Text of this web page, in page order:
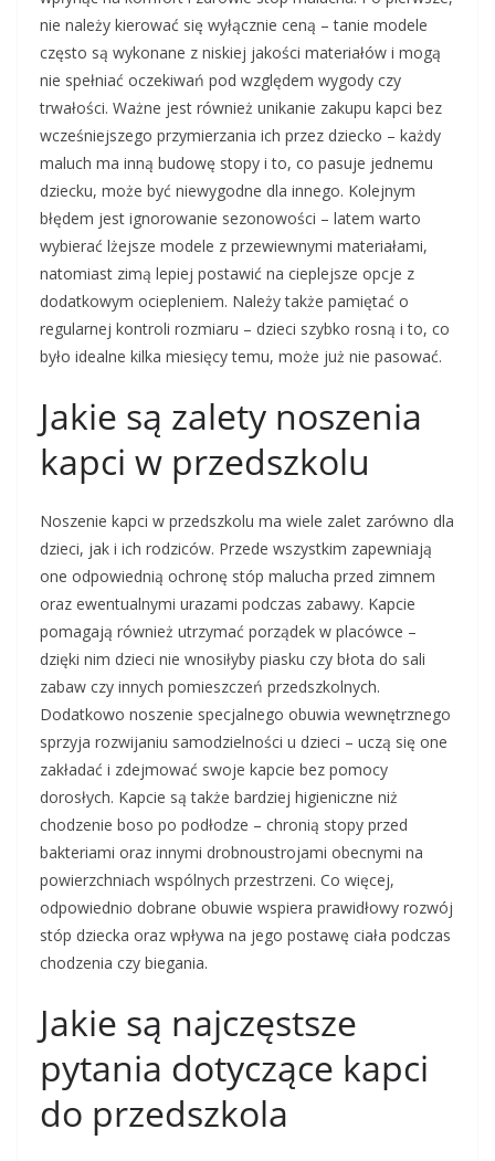
nie należy kierować się wyłącznie ceną – tanie modele
często są wykonane z niskiej jakości materiałów i mogą
nie spełniać oczekiwań pod względem wygody czy
trwałości. Ważne jest również unikanie zakupu kapci bez
wcześniejszego przymierzania ich przez dziecko – każdy
maluch ma inną budowę stopy i to, co pasuje jednemu
dziecku, może być niewygodne dla innego. Kolejnym
błędem jest ignorowanie sezonowości – latem warto
wybierać lżejsze modele z przewiewnymi materiałami,
natomiast zimą lepiej postawić na cieplejsze opcje z
dodatkowym ociepleniem. Należy także pamiętać o
regularnej kontroli rozmiaru – dzieci szybko rosną i to, co
było idealne kilka miesięcy temu, może już nie pasować.
Jakie są zalety noszenia
kapci w przedszkolu
Noszenie kapci w przedszkolu ma wiele zalet zarówno dla
dzieci, jak i ich rodziców. Przede wszystkim zapewniają
one odpowiednią ochronę stóp malucha przed zimnem
oraz ewentualnymi urazami podczas zabawy. Kapcie
pomagają również utrzymać porządek w placówce –
dzięki nim dzieci nie wnosiłyby piasku czy błota do sali
zabaw czy innych pomieszczeń przedszkolnych.
Dodatkowo noszenie specjalnego obuwia wewnętrznego
sprzyja rozwijaniu samodzielności u dzieci – uczą się one
zakładać i zdejmować swoje kapcie bez pomocy
dorosłych. Kapcie są także bardziej higieniczne niż
chodzenie boso po podłodze – chronią stopy przed
bakteriami oraz innymi drobnoustrojami obecnymi na
powierzchniach wspólnych przestrzeni. Co więcej,
odpowiednio dobrane obuwie wspiera prawidłowy rozwój
stóp dziecka oraz wpływa na jego postawę ciała podczas
chodzenia czy biegania.
Jakie są najczęstsze
pytania dotyczące kapci
do przedszkola